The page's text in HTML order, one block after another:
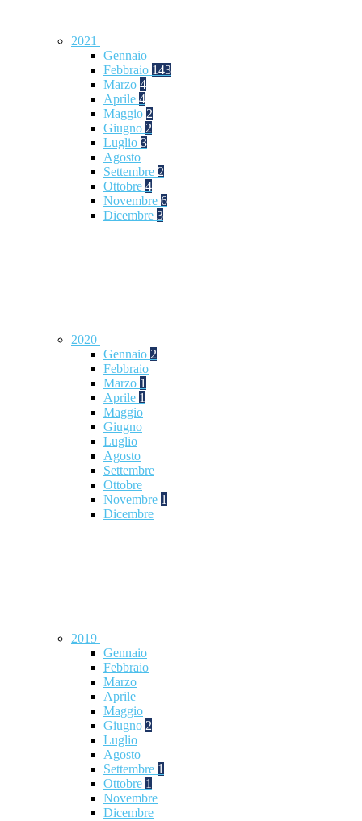
2021
Gennaio
Febbraio 143
Marzo 4
Aprile 4
Maggio 2
Giugno 2
Luglio 3
Agosto
Settembre 2
Ottobre 4
Novembre 6
Dicembre 3
2020
Gennaio 2
Febbraio
Marzo 1
Aprile 1
Maggio
Giugno
Luglio
Agosto
Settembre
Ottobre
Novembre 1
Dicembre
2019
Gennaio
Febbraio
Marzo
Aprile
Maggio
Giugno 2
Luglio
Agosto
Settembre 1
Ottobre 1
Novembre
Dicembre